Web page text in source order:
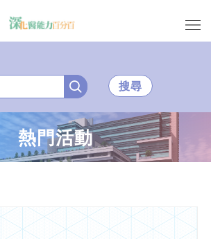
搜尋
熱門活動